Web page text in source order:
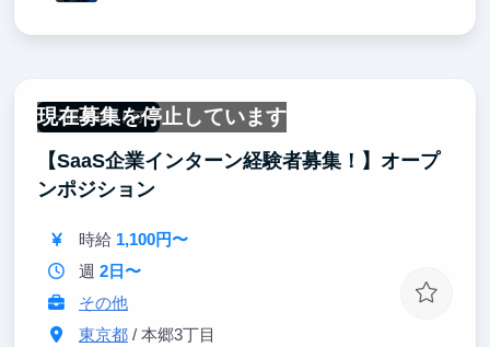
現在募集を停止しています
一部リモート可
【SaaS企業インターン経験者募集！】オープ
ンポジション
時給 1,100円〜
週 2日〜
その他
東京都/ 本郷3丁目